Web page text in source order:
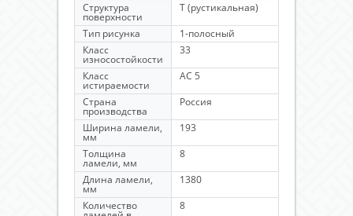
Структура
поверхности
Т (рустикальная)
Тип рисунка
1-полосный
Класс
износостойкости
33
Класс
истираемости
AC 5
Страна
производства
Россия
Ширина ламели,
мм
193
Толщина
ламели, мм
8
Длина ламели,
мм
1380
Количество
8